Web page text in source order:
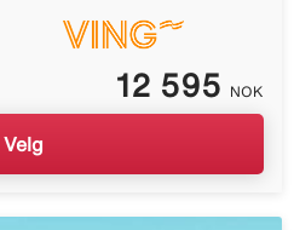
12 595 NOK
Velg